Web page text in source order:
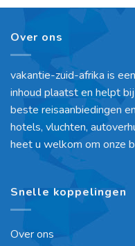
Over ons
vakantie-zuid-afrika is
inhoud plaatst en helpt
beste reisaanbiedingen
hotels, vluchten,
heet u welkom om onze
Snelle koppelingen
Over ons